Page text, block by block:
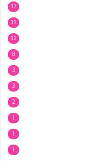
12
11
11
8
3
3
2
1
1
1